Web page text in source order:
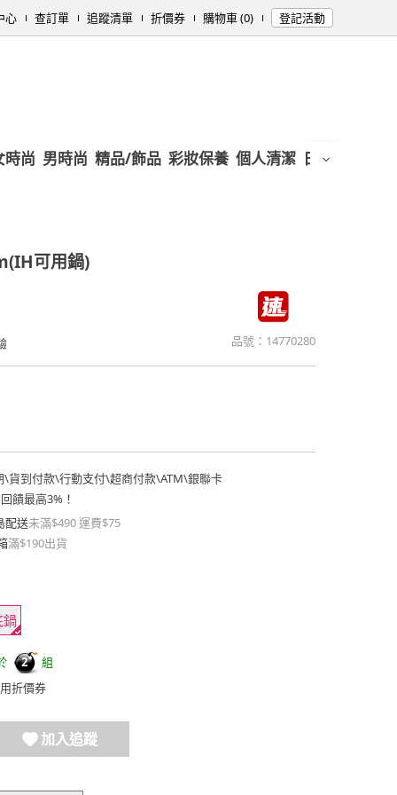
心 查訂單 追蹤清單 折價券 購物車 (0) 登記活動
時尚 男時尚 精品/飾品 彩妝保養 個人清潔 日用/紙品
可用鍋)
品號： 14770280
\貨到付款\行動支付\超商付款\ATM\銀聯卡
饋最高3%！
配送未滿$490 運費$75
滿$190出貨
鍋
2
組
折價券
加入追蹤